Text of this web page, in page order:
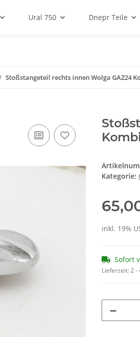
Ural 750 Dnepr Teile
Stoßstangeteil rechts innen Wolga GAZ24
Kategorie:
inkl. 19%
Sofort
Lieferzeit:2 -